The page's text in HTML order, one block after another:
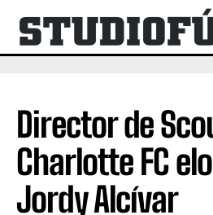
Director de
Charlotte FC
Jordy Alcívar